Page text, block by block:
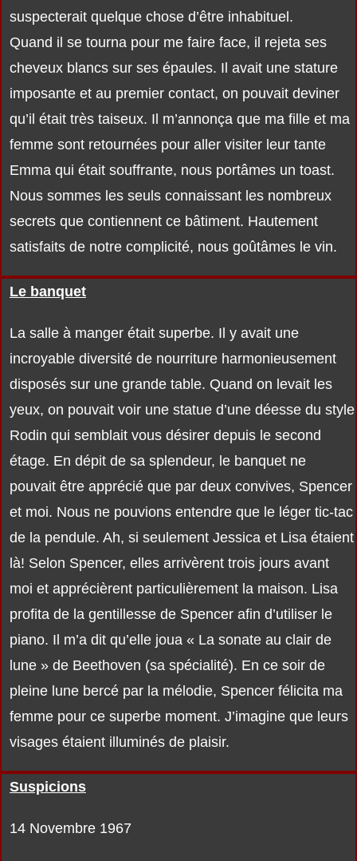
suspecterait quelque chose d’être inhabituel.
Quand il se tourna pour me faire face, il rejeta ses
cheveux blancs sur ses épaules. Il avait une stature
imposante et au premier contact, on pouvait deviner
qu’il était très taiseux. Il m’annonça que ma fille et ma
femme sont retournées pour aller visiter leur tante
Emma qui était souffrante, nous portâmes un toast.
Nous sommes les seuls connaissant les nombreux
secrets que contiennent ce bâtiment. Hautement
satisfaits de notre complicité, nous goûtâmes le vin.
Le banquet
La salle à manger était superbe. Il y avait une
incroyable diversité de nourriture harmonieusement
disposés sur une grande table. Quand on levait les
yeux, on pouvait voir une statue d’une déesse du style
Rodin qui semblait vous désirer depuis le second
étage. En dépit de sa splendeur, le banquet ne
pouvait être apprécié que par deux convives, Spencer
et moi. Nous ne pouvions entendre que le léger tic-tac
de la pendule. Ah, si seulement Jessica et Lisa étaient
là! Selon Spencer, elles arrivèrent trois jours avant
moi et apprécièrent particulièrement la maison. Lisa
profita de la gentillesse de Spencer afin d’utiliser le
piano. Il m’a dit qu’elle joua « La sonate au clair de
lune » de Beethoven (sa spécialité). En ce soir de
pleine lune bercé par la mélodie, Spencer félicita ma
femme pour ce superbe moment. J’imagine que leurs
visages étaient illuminés de plaisir.
Suspicions
14 Novembre 1967